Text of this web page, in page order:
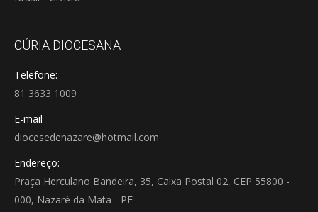
CÚRIA DIOCESANA
Telefone:
81 3633 1009
E-mail
diocesedenazare@hotmail.com
Endereço:
Praça Herculano Bandeira, 35, Caixa Postal 02, CEP 55800 -
000, Nazaré da Mata - PE